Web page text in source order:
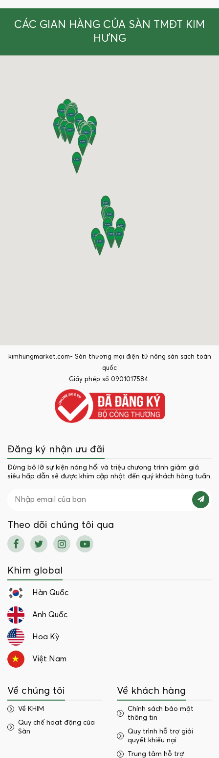
CÁC GIAN HÀNG CỦA SÀN TMĐT KIM
HƯNG
kimhungmarket.com- Sàn thương mại điện tử nông sản sạch toàn
quốc
Giấy phép số 0901017584.
Đăng ký nhận ưu đãi
Đừng bỏ lỡ sự kiện nóng hổi và triệu chương trình giảm giá
siêu hấp dẫn sẽ được khim cập nhật đến quý khách hàng tuần.
Theo dõi chúng tôi qua
Khim global
Hàn Quốc
Anh Quốc
Hoa Kỳ
Việt Nam
Về chúng tôi
Về KHIM
Quy chế hoạt động của
Sàn
Về khách hàng
Chính sách bảo mật
thông tin
Quy trình hỗ trợ giải
quyết khiếu nại
Trung tâm hỗ trợ